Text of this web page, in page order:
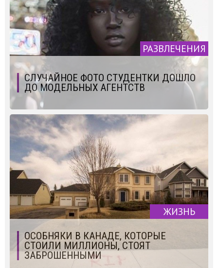
РАЗВЛЕЧЕНИЯ
СЛУЧАЙНОЕ ФОТО СТУДЕНТКИ ДОШЛО
ДО МОДЕЛЬНЫХ АГЕНТСТВ
ЖИЗНЬ
ОСОБНЯКИ В КАНАДЕ, КОТОРЫЕ
СТОИЛИ МИЛЛИОНЫ, СТОЯТ
ЗАБРОШЕННЫМИ